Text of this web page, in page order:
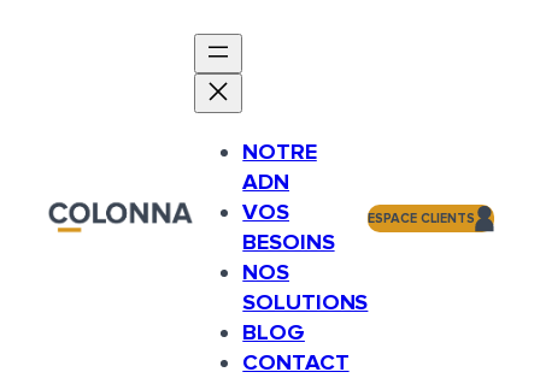
NOTRE
ADN
VOS
BESOINS
NOS
SOLUTIONS
BLOG
CONTACT
ESPACE CLIENTS